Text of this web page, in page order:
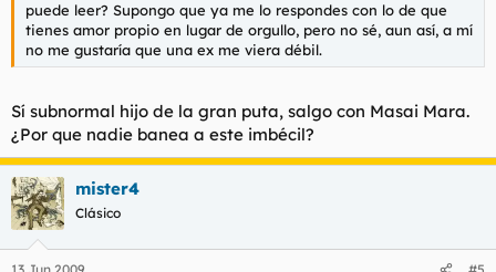
puede leer? Supongo que ya me lo respondes con lo de que
tienes amor propio en lugar de orgullo, pero no sé, aun así, a mí
no me gustaría que una ex me viera débil.
Sí subnormal hijo de la gran puta, salgo con Masai Mara.
¿Por que nadie banea a este imbécil?
mister4
Clásico